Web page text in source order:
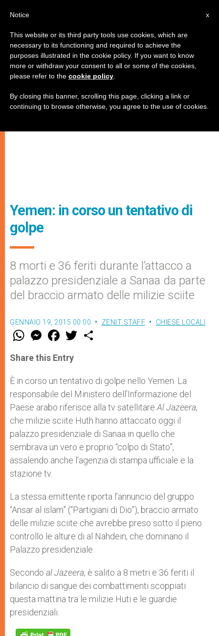
Yemen: in corso un tentativo di
golpe
8 morti e 36 feriti durante l’attacco a
palazzo presidenziale a Sanaa da parte
del braccio armato delle milizie sciite
GENNAIO 19, 2015 00:00 ZENIT STAFF CHIESE LOCALI
W
t
s
p
p
M
e
s
e
g
e
r
F
a
e
b
o
k
w
r
Share this Entry
È in corso un tentativo di golpe nello Yemen. La
responsabile del Ministero dell’Informazione del
Paese arabo riferisce alla tv satellitare Al Jazeera,
che milizie sciite Huth hanno attaccato oggi il
palazzo presidenziale di Sanaa in quello che
sembrava un vero e proprio “colpo di Stato”,
assalendo anche l’agenzia di stampa ufficiale e la
stazione tv.
La stessa emittente riporta l’annuncio del gruppo
“Ansar al islam” (“Partigiani di Dio”), braccio armato
delle milizie sciite che avrebbe preso sotto il pieno
controllo le alture di al Nahdein, che dominano il
Palazzo presidenziale.
Secondo al Jazeera, è salito a 8 metri e 36 feriti il
bilancio di sangue dei combattimenti scoppiati
questa mattina tra le milizie Huti e le guardie
presidenziali.
x
Notice
This website or its third party tools use cookies, which are
necessary to its functioning and required to achieve the
purposes illustrated in the cookie policy. If you want to know
more or withdraw your consent to all or some of the cookies,
please refer to the cookie policy
By closing this banner, scrolling this page, clicking a link or
continuing to browse otherwise, you agree to the use of cookies.